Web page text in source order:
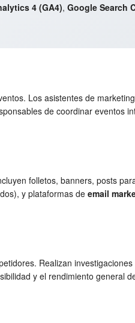
4 (GA4), Google Search
Los asistentes de
de coordinar eventos
folletos, banners, posts
y plataformas deemail
Realizan
y el rendimiento general